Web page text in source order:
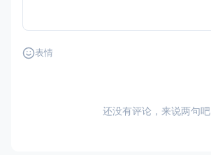
表情
还没有评论，来说两句吧